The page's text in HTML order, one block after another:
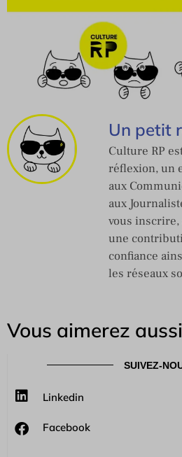
Un petit
Culture RP
réflexion, un
aux
aux
vous
une
confiance
les réseaux
Vous aimerez aussi
SUIVEZ-
Linkedin
Facebook